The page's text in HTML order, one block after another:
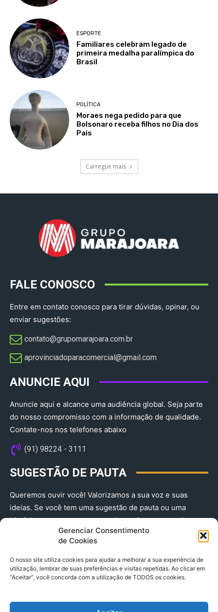
Gerenciar Consentimento
de Cookies
O nosso site utiliza cookies para ajudar a melhorar a sua experiência de
utilização, lembrar de suas preferências e visitas repetidas. Ao clicar em
“Aceitar”, você concorda com a utilização de TODOS os cookies.
ESPORTE
Familiares celebram legado de
primeira medalha paralímpica do
Brasil
POLÍTICA
Moraes nega pedido para que
Bolsonaro receba filhos no Dia dos
Pais
Carregue mais
FALE CONOSCO
Entre em contato conosco para tirar dúvidas, opinar, ou
enviar sugestões:
contato@grupomarajoara.com.br
aprovinciadoparacomercial@gmail.com​
ANUNCIE AQUI
Anuncie aqui e alcance uma audiência global. Seja parte
do nosso compromisso com a informação de qualidade.
Contate-nos nos telefones abaixo
(91) 98224 - 3111
SUGESTÃO DE PAUTA
Queremos ouvir você! Valorizamos a sua voz e suas
ideias. Se você tem uma sugestão de pauta ou uma
história que merece ser contada, envie-nos agora!
(91) 98224 - 3111